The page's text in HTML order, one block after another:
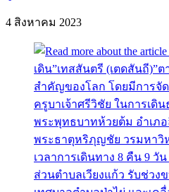
4 สิงหาคม 2023